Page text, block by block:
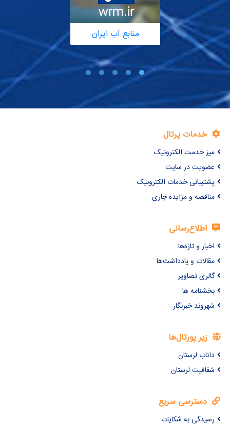
منابع آب ایران
خدمات پرتال
میز خدمت الکترونیک
عضویت در سایت
پشتیبانی خدمات الکترونیک
مناقصه و مزایده جاری
اطلاع‌رسانی
اخبار و تازه‌ها
مقالات و یادداشت‌ها
گالری تصاویر
بخشنامه ها
شهروند خبرنگار
زیر پورتال‌ها
داناب لرستان
شفافیت لرستان
دسترسی سریع
رسیدگی به شکایات